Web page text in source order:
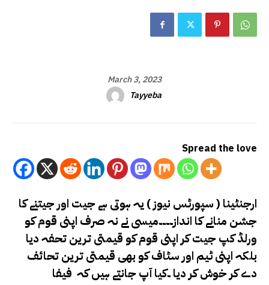
March 3, 2023
Tayyeba
Spread the love
ارجنٹینا ( سپورٹس نیوز ) یہ ہوتی ہے جیت اور جیتنے کا
جشن منانے کا انداز۔۔۔۔میسی نے نہ صرف اپنی قوم کو
ورلڈ کپ جیت کر اپنی قوم کو قیمتی ترین تحفہ دیا
بلکہ اپنی ٹیم اور سٹاف کو بھی قیمتی ترین تحائف
دے کر خوش کر دیا ۔کیا آپ جانتے ہیں کہ فیفا